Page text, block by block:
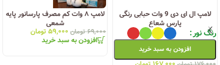
لامپ ال ای دی 9 وات حبابی رنگی
پارس شعاع
رنگ نور
افزودن به سبد خرید
لامپ ۸ وات کم مصرف پارسانور پایه
شمعی
۶۹,۰۰۰ تومان ۵۹,۰۰۰تومان
افزودن به سبد خرید